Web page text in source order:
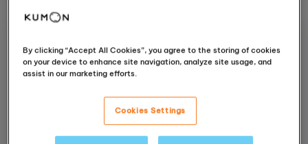
By clicking “Accept All Cookies”, you agree to the storing of cookies
on your device to enhance site navigation, analyze site usage, and
assist in our marketing efforts.
Cookies Settings